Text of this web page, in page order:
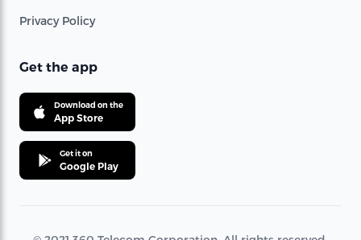
Privacy Policy
Get the app
Download on the
App Store
Get it on
Google Play